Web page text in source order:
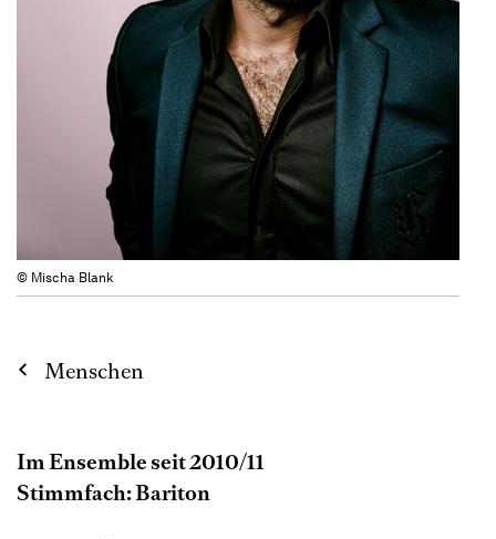
© Mischa Blank
Menschen
Im Ensemble seit 2010/11
Stimmfach: Bariton